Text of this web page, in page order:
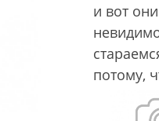
и вот
потому,